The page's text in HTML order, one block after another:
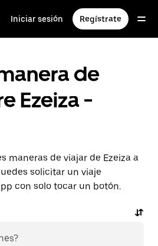
Iniciar sesión Regístrate
de
Ezeiza -
maneras de viajar de Ezeiza a
solicitar un viaje
con solo tocar un botón.